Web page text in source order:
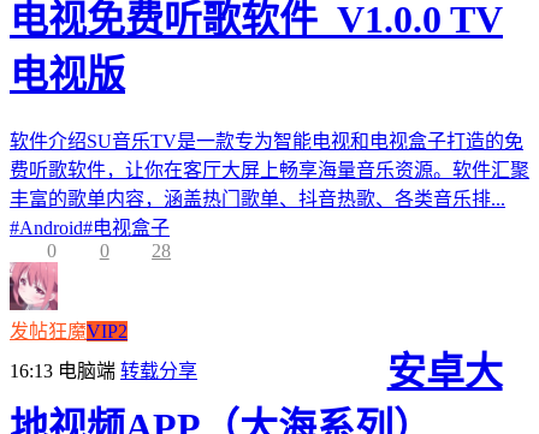
电视免费听歌软件_V1.0.0 TV
电视版
软件介绍SU音乐TV是一款专为智能电视和电视盒子打造的免
费听歌软件，让你在客厅大屏上畅享海量音乐资源。软件汇聚
丰富的歌单内容，涵盖热门歌单、抖音热歌、各类音乐排...
#Android#电视盒子
0
0 28
发帖狂魔VIP2
16:13 电脑端 转载分享
安卓大